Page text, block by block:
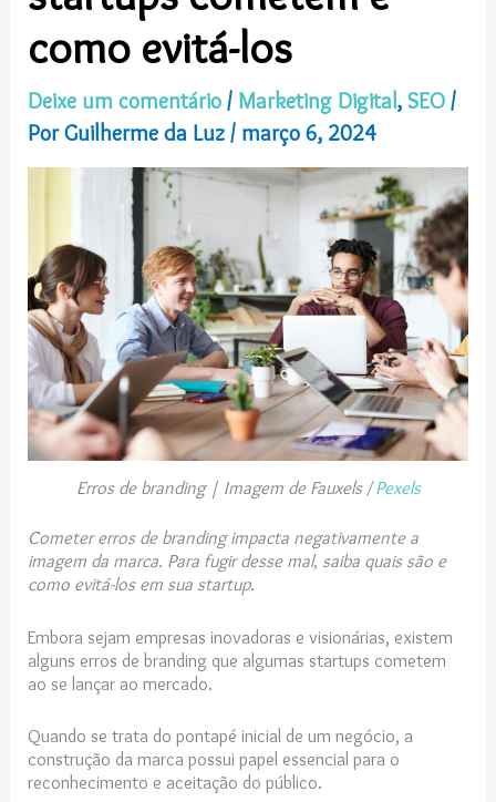
como evitá-los
Deixe um comentário / Marketing Digital,SEO /
PorGuilherme da Luz/ março 6, 2024
Erros de branding | Imagem de Fauxels /Pexels
Cometer erros de branding impacta negativamente a
imagem da marca. Para fugir desse mal, saiba quais são e
como evitá-los em sua startup.
Embora sejam empresas inovadoras e visionárias, existem
alguns erros de branding que algumas startups cometem
ao se lançar ao mercado.
Quando se trata do pontapé inicial de um negócio, a
construção da marca possui papel essencial para o
reconhecimento e aceitação do público.